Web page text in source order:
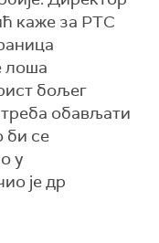
каже за РТС
лоша
бољег
обављати
би се
у
је др